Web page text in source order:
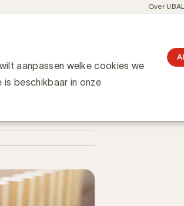
aanpassen welke cookies we
is beschikbaar in onze
Meta
Over UBA
houvast in